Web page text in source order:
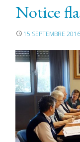
Notice
15 SEPTEMBRE 2016